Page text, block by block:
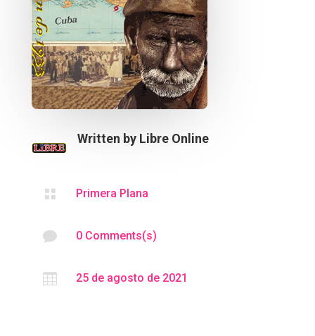
Written by Libre Online
 Primera Plana
 0 Comments(s)
 25 de agosto de 2021